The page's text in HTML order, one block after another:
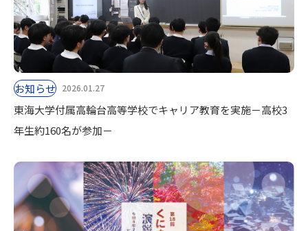
お知らせ 2026.01.27
東海大学付属高輪台高等学校でキャリア教育を実施－高校3
年生約160名が参加－